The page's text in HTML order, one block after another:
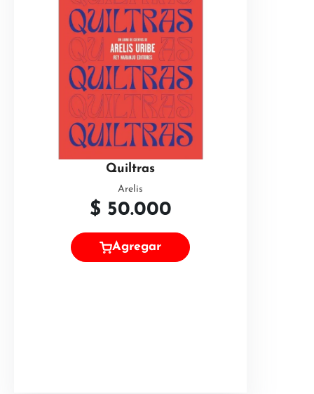
Quiltras
Arelis
$ 50.000
Agregar